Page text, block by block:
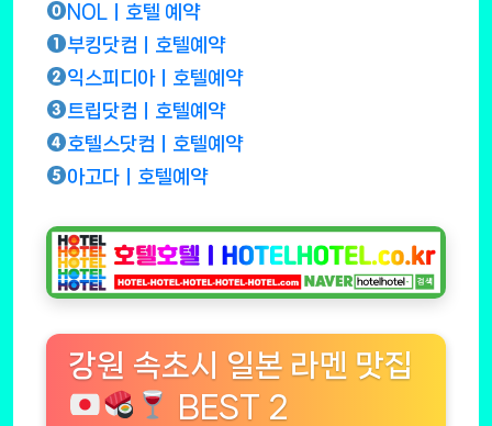
NOLㅣ호텔 예약
부킹닷컴ㅣ호텔예약
익스피디아ㅣ호텔예약
트립닷컴ㅣ호텔예약
호텔스닷컴ㅣ호텔예약
아고다ㅣ호텔예약
강원 속초시 일본 라멘 맛집
BEST 2